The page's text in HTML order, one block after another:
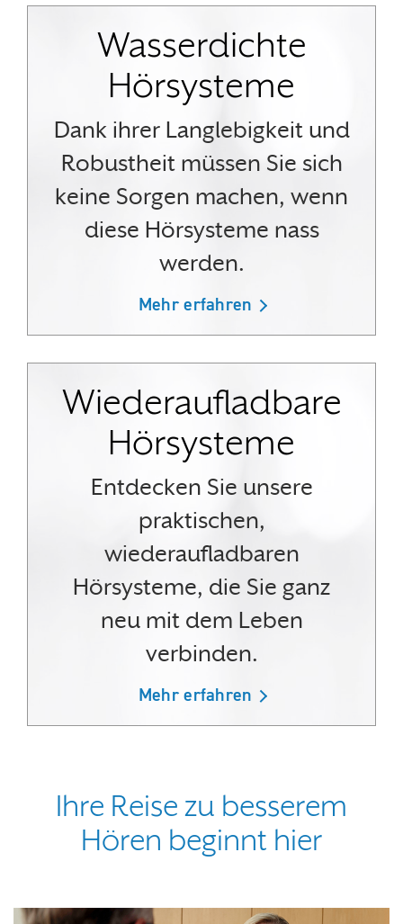
Wasserdichte
Hörsysteme
Dank ihrer Langlebigkeit und
Robustheit müssen Sie sich
keine Sorgen machen, wenn
diese Hörsysteme nass
werden.
Mehr erfahren
Wiederaufladbare
Hörsysteme
Entdecken Sie unsere
praktischen,
wiederaufladbaren
Hörsysteme, die Sie ganz
neu mit dem Leben
verbinden.
Mehr erfahren
Ihre Reise zu besserem
Hören beginnt hier